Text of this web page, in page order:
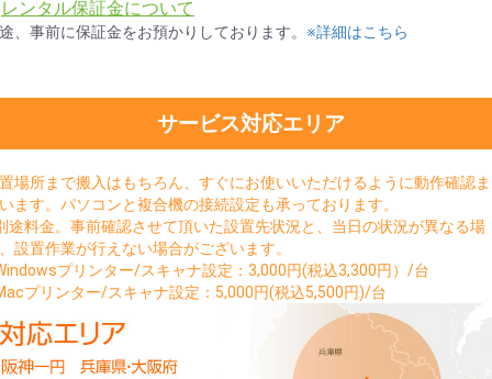
レンタル保証金について
、事前に保証金をお預かりしております。 ※詳細はこちら
サービス対応エリア
場所まで搬入はもちろん、すぐにお使いいただけるように動作確認
ます。パソコンと複合機の接続設定も承っております。
途料金。事前確認させて頂いた設置先状況と、当日の状況が異なる場
設置作業が行えない場合がございます。
プリンター/スキャナ設定：3,000円(税込3,300円）/台
プリンター/スキャナ設定：5,000円(税込5,500円)/台